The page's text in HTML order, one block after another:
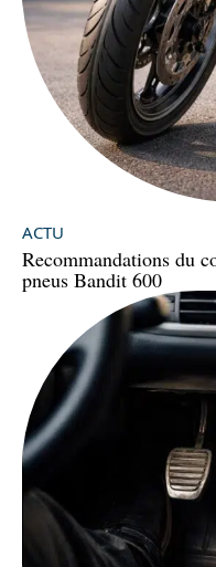
ACTU
Recommandations du
pneus Bandit 600